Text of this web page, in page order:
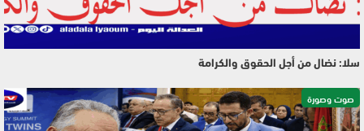
سلا: نضال من أجل الحقوق والكرامة
صوت وصورة